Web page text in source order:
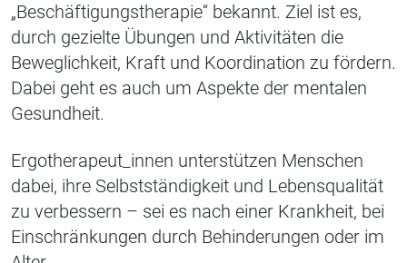
„Beschäftigungstherapie“ bekannt. Ziel ist es,
durch gezielte Übungen und Aktivitäten die
Beweglichkeit, Kraft und Koordination zu fördern.
Dabei geht es auch um Aspekte der mentalen
Gesundheit.
Ergotherapeut_innen unterstützen Menschen
dabei, ihre Selbstständigkeit und Lebensqualität
zu verbessern – sei es nach einer Krankheit, bei
Einschränkungen durch Behinderungen oder im